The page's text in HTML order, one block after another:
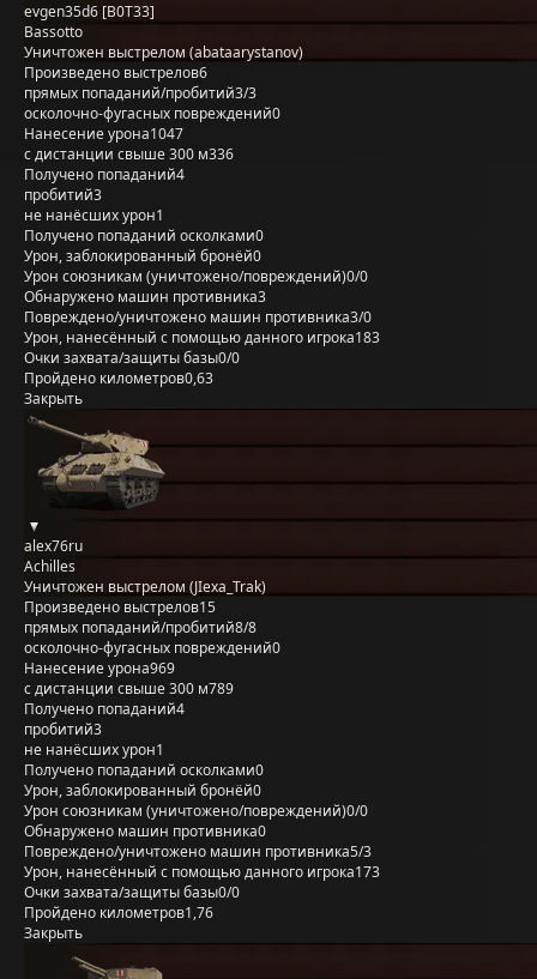
evgen35d6 [B0T33]
Bassotto
Уничтожен выстрелом (abataarystanov)
Произведено выстрелов6
прямых попаданий/пробитий3/3
осколочно-фугасных повреждений0
Нанесение урона1047
с дистанции свыше 300 м336
Получено попаданий4
пробитий3
не нанёсших урон1
Получено попаданий осколками0
Урон, заблокированный бронёй0
Урон союзникам (уничтожено/повреждений)0/0
Обнаружено машин противника3
Повреждено/уничтожено машин противника3/0
Урон, нанесённый с помощью данного игрока183
Очки захвата/защиты базы0/0
Пройдено километров0,63
Закрыть
alex76ru
Achilles
Уничтожен выстрелом (JIexa_Trak)
Произведено выстрелов15
прямых попаданий/пробитий8/8
осколочно-фугасных повреждений0
Нанесение урона969
с дистанции свыше 300 м789
Получено попаданий4
пробитий3
не нанёсших урон1
Получено попаданий осколками0
Урон, заблокированный бронёй0
Урон союзникам (уничтожено/повреждений)0/0
Обнаружено машин противника0
Повреждено/уничтожено машин противника5/3
Урон, нанесённый с помощью данного игрока173
Очки захвата/защиты базы0/0
Пройдено километров1,76
Закрыть